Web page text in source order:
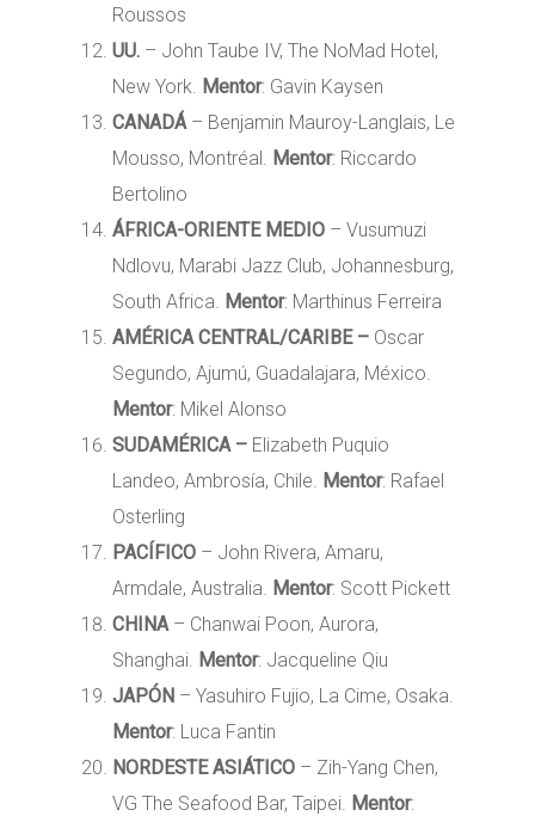
Roussos
UU. – John Taube IV, The NoMad Hotel,
New York. Mentor: Gavin Kaysen
CANADÁ – Benjamin Mauroy-Langlais, Le
Mousso, Montréal. Mentor: Riccardo
Bertolino
ÁFRICA-ORIENTE MEDIO – Vusumuzi
Ndlovu, Marabi Jazz Club, Johannesburg,
South Africa. Mentor: Marthinus Ferreira
AMÉRICA CENTRAL/CARIBE – Oscar
Segundo, Ajumú, Guadalajara, México.
Mentor: Mikel Alonso
SUDAMÉRICA – Elizabeth Puquio
Landeo, Ambrosía, Chile. Mentor: Rafael
Osterling
PACÍFICO – John Rivera, Amaru,
Armdale, Australia. Mentor: Scott Pickett
CHINA – Chanwai Poon, Aurora,
Shanghai. Mentor: Jacqueline Qiu
JAPÓN – Yasuhiro Fujio, La Cime, Osaka.
Mentor: Luca Fantin
NORDESTE ASIÁTICO – Zih-Yang Chen,
VG The Seafood Bar, Taipei. Mentor: